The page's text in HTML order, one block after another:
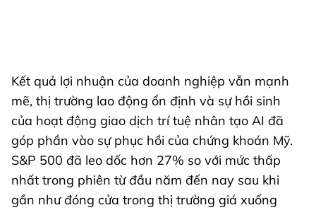
Kết quả lợi nhuận của doanh nghiệp vẫn mạnh
mẽ, thị trường lao động ổn định và sự hồi sinh
của hoạt động giao dịch trí tuệ nhân tạo AI đã
góp phần vào sự phục hồi của chứng khoán Mỹ.
S&P 500 đã leo dốc hơn 27% so với mức thấp
nhất trong phiên từ đầu năm đến nay sau khi
gần như đóng cửa trong thị trường giá xuống